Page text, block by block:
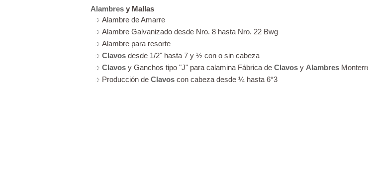
Alambres y Mallas
Alambre de Amarre
Alambre Galvanizado desde Nro. 8 hasta Nro. 22 Bwg
Alambre para resorte
Clavos desde 1/2" hasta 7 y ½ con o sin cabeza
Clavos y Ganchos tipo "J" para calamina Fábrica de Clavos y Alambres
Producción de Clavos con cabeza desde ¼ hasta 6*3